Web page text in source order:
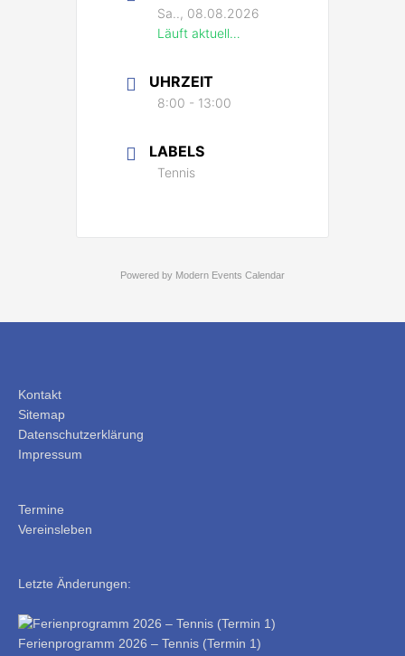
Sa.., 08.08.2026
Läuft aktuell…
UHRZEIT
8:00 - 13:00
LABELS
Tennis
Powered by Modern Events Calendar
Kontakt
Sitemap
Datenschutzerklärung
Impressum
Termine
Vereinsleben
Letzte Änderungen:
Ferienprogramm 2026 – Tennis (Termin 1)